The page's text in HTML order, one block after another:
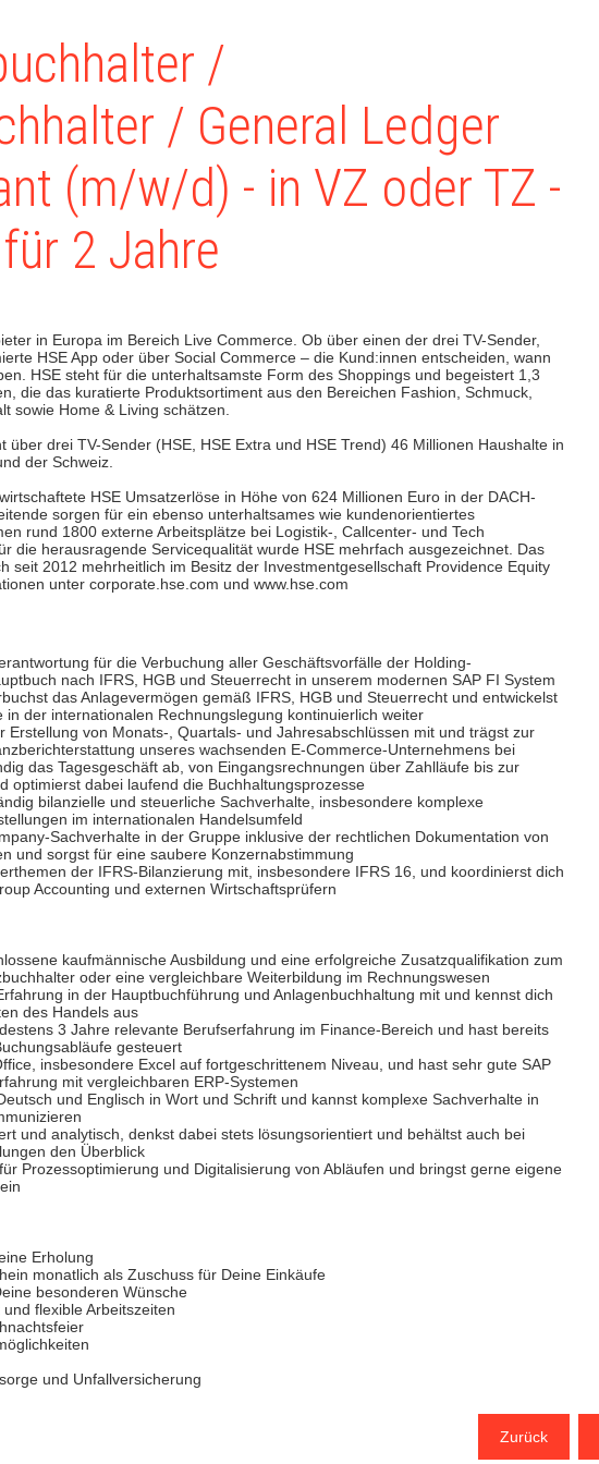
/
/ General Ledger
(m/w/d) - in VZ oder TZ -
2 Jahre
in Europa im Bereich Live Commerce. Ob über einen der drei TV-Sender,
HSE App oder über Social Commerce – die Kund:innen entscheiden, wann
HSE steht für die unterhaltsamste Form des Shoppings und begeistert 1,3
die das kuratierte Produktsortiment aus den Bereichen Fashion, Schmuck,
sowie Home & Living schätzen.
über drei TV-Sender (HSE, HSE Extra und HSE Trend) 46 Millionen Haushalte in
der Schweiz.
HSE Umsatzerlöse in Höhe von 624 Millionen Euro in der DACH-
sorgen für ein ebenso unterhaltsames wie kundenorientiertes
rund 1800 externe Arbeitsplätze bei Logistik-, Callcenter- und Tech
die herausragende Servicequalität wurde HSE mehrfach ausgezeichnet. Das
seit 2012 mehrheitlich im Besitz der Investmentgesellschaft Providence Equity
unter corporate.hse.com und www.hse.com
für die Verbuchung aller Geschäftsvorfälle der Holding-
nach IFRS, HGB und Steuerrecht in unserem modernen SAP FI System
das Anlagevermögen gemäß IFRS, HGB und Steuerrecht und entwickelst
in der internationalen Rechnungslegung kontinuierlich weiter
Erstellung von Monats-, Quartals- und Jahresabschlüssen mit und trägst zur
unseres wachsenden E-Commerce-Unternehmens bei
das Tagesgeschäft ab, von Eingangsrechnungen über Zahlläufe bis zur
optimierst dabei laufend die Buchhaltungsprozesse
bilanzielle und steuerliche Sachverhalte, insbesondere komplexe
im internationalen Handelsumfeld
Sachverhalte in der Gruppe inklusive der rechtlichen Dokumentation von
und sorgst für eine saubere Konzernabstimmung
der IFRS-Bilanzierung mit, insbesondere IFRS 16, und koordinierst dich
Accounting und externen Wirtschaftsprüfern
kaufmännische Ausbildung und eine erfolgreiche Zusatzqualifikation zum
oder eine vergleichbare Weiterbildung im Rechnungswesen
in der Hauptbuchführung und Anlagenbuchhaltung mit und kennst dich
des Handels aus
3 Jahre relevante Berufserfahrung im Finance-Bereich und hast bereits
gesteuert
insbesondere Excel auf fortgeschrittenem Niveau, und hast sehr gute SAP
mit vergleichbaren ERP-Systemen
und Englisch in Wort und Schrift und kannst komplexe Sachverhalte in
und analytisch, denkst dabei stets lösungsorientiert und behältst auch bei
den Überblick
Prozessoptimierung und Digitalisierung von Abläufen und bringst gerne eigene
Erholung
monatlich als Zuschuss für Deine Einkäufe
besonderen Wünsche
flexible Arbeitszeiten
und Unfallversicherung
Zurück